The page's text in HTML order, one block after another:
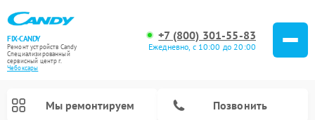
FIX-CANDY
Ремонт устройств Candy
Специализированный
cервисный центр г.
Чебоксары
+7 (800) 301-55-83
Ежедневно, с 10:00 до 20:00
Мы ремонтируем Позвонить